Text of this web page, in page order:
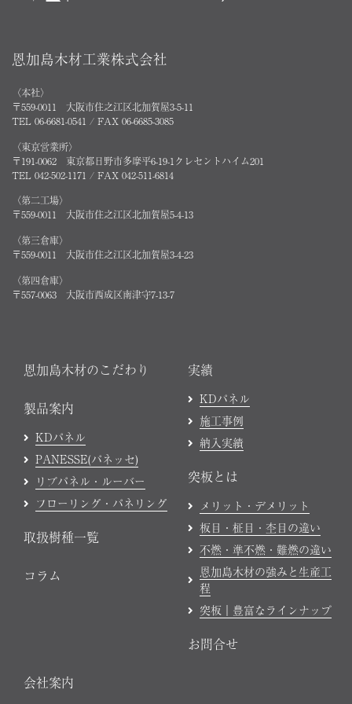
恩加島木材工業株式会社
〈本社〉
〒559-0011 大阪市住之江区北加賀屋3-5-11
TEL 06-6681-0541 / FAX 06-6685-3085
〈東京営業所〉
〒191-0062 東京都日野市多摩平6-19-1クレセントハイム201
TEL 042-502-1171 / FAX 042-511-6814
〈第二工場〉
〒559-0011 大阪市住之江区北加賀屋5-4-13
〈第三倉庫〉
〒559-0011 大阪市住之江区北加賀屋3-4-23
〈第四倉庫〉
〒557-0063 大阪市西成区南津守7-13-7
恩加島木材のこだわり
製品案内
KDパネル
PANESSE(パネッセ)
リブパネル・ルーバー
フローリング・パネリング
取扱樹種一覧
コラム
実績
KDパネル
施工事例
納入実績
突板とは
メリット・デメリット
板目・柾目・杢目の違い
不燃・準不燃・難燃の違い
恩加島木材の強みと生産工
程
突板｜豊富なラインナップ
お問合せ
会社案内